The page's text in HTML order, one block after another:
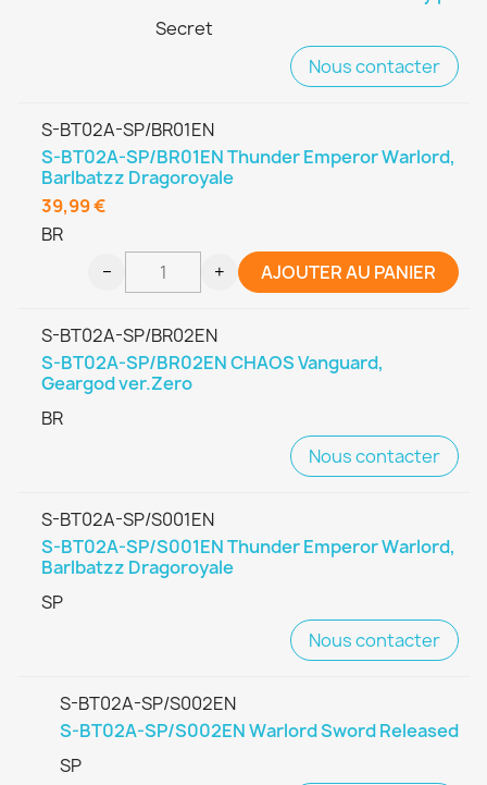
Secret
Nous contacter
S-BT02A-SP/BR01EN
S-BT02A-SP/BR01EN Thunder Emperor Warlord,
Barlbatzz Dragoroyale
BR
39,99 €
− + AJOUTER AU PANIER
S-BT02A-SP/BR02EN
S-BT02A-SP/BR02EN CHAOS Vanguard,
Geargod ver.Zero
BR
Nous contacter
S-BT02A-SP/S001EN
S-BT02A-SP/S001EN Thunder Emperor Warlord,
Barlbatzz Dragoroyale
SP
Nous contacter
S-BT02A-SP/S002EN
S-BT02A-SP/S002EN Warlord Sword Released
SP